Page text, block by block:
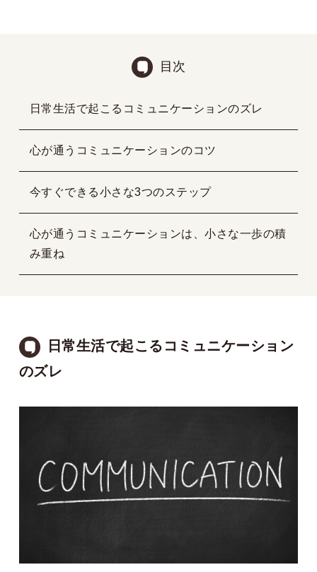
目次
日常生活で起こるコミュニケーションのズレ
心が通うコミュニケーションのコツ
今すぐできる小さな3つのステップ
心が通うコミュニケーションは、小さな一歩の積
み重ね
日常生活で起こるコミュニケーション
のズレ